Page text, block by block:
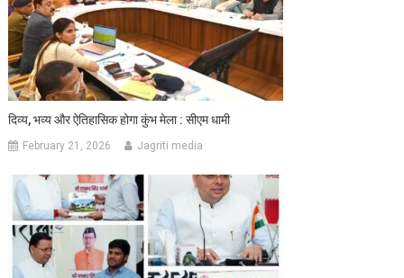
दिव्य, भव्य और ऐतिहासिक होगा कुंभ मेला : सीएम धामी
February 21, 2026 Jagriti media